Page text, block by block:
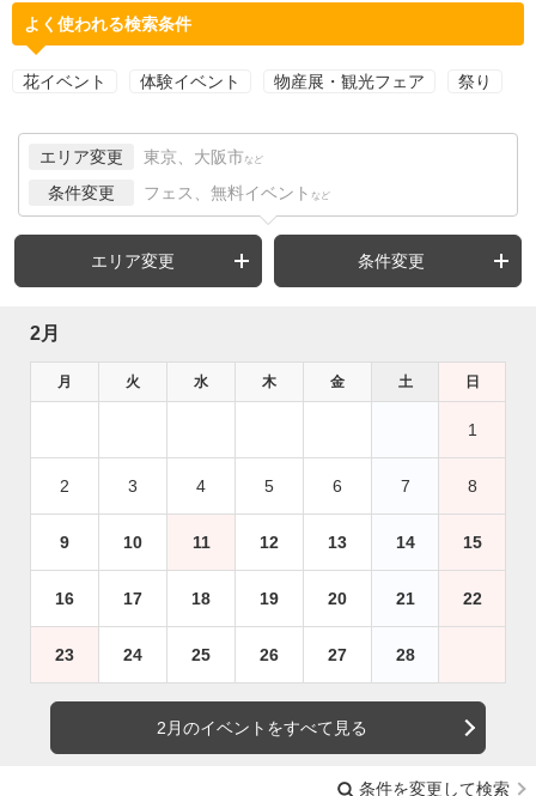
よく使われる検索条件
花イベント 体験イベント 物産展・観光フェア 祭り
エリア変更 東京、大阪市 など
条件変更 フェス、無料イベント など
エリア変更 条件変更
2月
月 火 水 木 金 土 日
1
2 3 4 5 6 7 8
9 10 11 12 13 14 15
16 17 18 19 20 21 22
23 24 25 26 27 28
2月のイベントをすべて見る
条件を変更して検索